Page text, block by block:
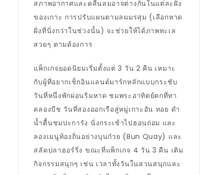
สภาพอากาศและคลื่นลมอาจต่างกันในแต่ละฝั่ง
ของเกาะ การปรับแผนตามลมมรสุม (เลือกหาด
ฝั่งที่นิ่งกว่าในช่วงนั้น) จะช่วยให้ได้ภาพทะเล
สวยๆ ตามต้องการ
แพ็กเกจยอดนิยมเริ่มตั้งแต่ 3 วัน 2 คืน เหมาะ
กับผู้ที่อยากเช็กอินแลนด์มาร์กหลักแบบกระชับ
วันที่หนึ่งพักผ่อนริมหาด ชมพระอาทิตย์ตกที่หา
ดลองบีช วันที่สองออกเรือสู่หมู่เกาะอัน ทอย ดำ
น้ำตื้นชมปะการัง นั่งกระเช้าไปฮอนถ่อม และ
ลองเมนูท้องถิ่นอย่างบุนก๋วย (Bun Quay) และ
สลัดปลาฮอร์ริ่ง ขณะที่แพ็กเกจ 4 วัน 3 คืน เติม
กิจกรรมสนุกๆ เช่น เวลาทั้งวันในสวนสนุกและ